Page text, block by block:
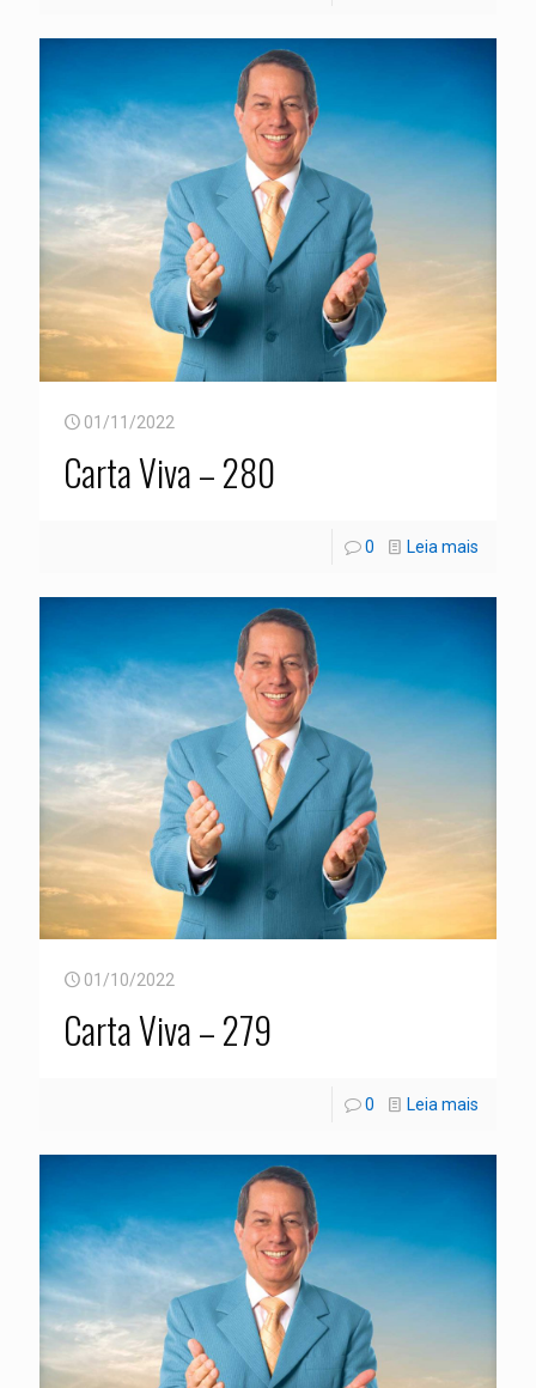
01/11/2022
Carta Viva – 280
0 Leia mais
01/10/2022
Carta Viva – 279
0 Leia mais